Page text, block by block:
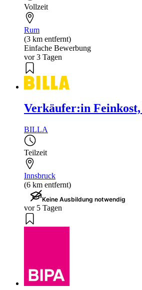
Vollzeit
Rum
(3 km entfernt)
Einfache Bewerbung
vor 3 Tagen
Verkäufer:in Feinkost,
BILLA
Teilzeit
Innsbruck
(6 km entfernt)
Keine Ausbildung notwendig
vor 5 Tagen